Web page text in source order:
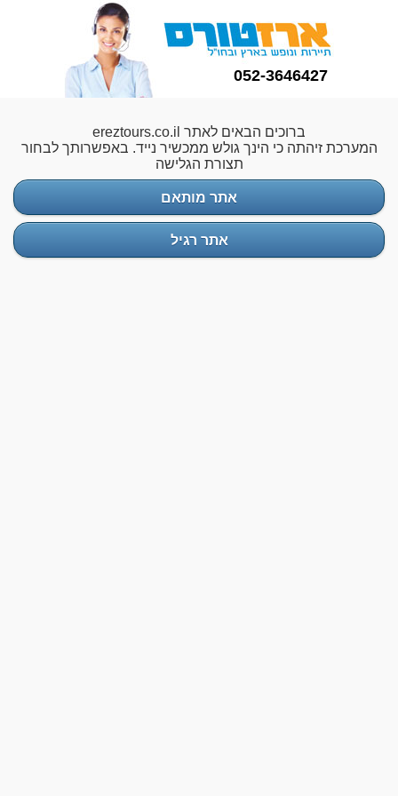
052-3646427
ברוכים הבאים לאתר ereztours.co.il
המערכת זיהתה כי הינך גולש ממכשיר נייד. באפשרותך לבחור
תצורת הגלישה
אתר מותאם
אתר רגיל